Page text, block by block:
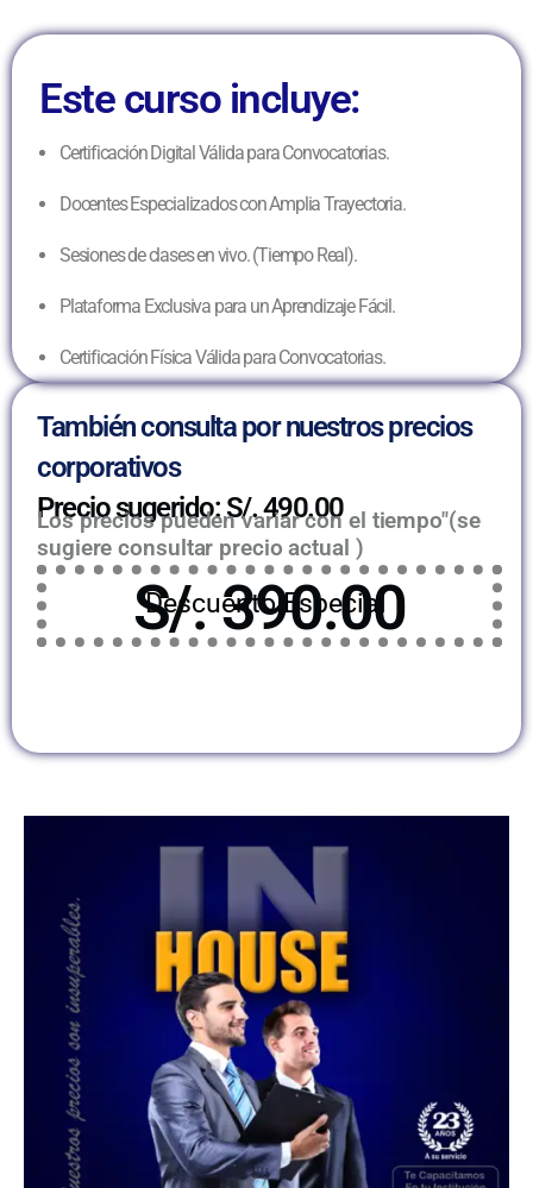
Este curso incluye:
Certificación Digital Válida para Convocatorias.
Docentes Especializados con Amplia Trayectoria.
Sesiones de clases en vivo. (Tiempo Real).
Plataforma Exclusiva para un Aprendizaje Fácil.
Certificación Física Válida para Convocatorias.
También consulta por nuestros precios
corporativos
Precio sugerido: S/. 490.00
Los precios pueden variar con el tiempo"(se
sugiere consultar precio actual )
Descuento Especial
S/. 390.00